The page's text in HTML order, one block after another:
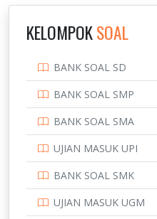
PTDI STTD
SMA
KELOMPOKSOAL
BANK SOAL SD
BANK SOAL SMP
BANK SOAL SMA
UJIAN MASUK UPI
BANK SOAL SMK
UJIAN MASUK UGM